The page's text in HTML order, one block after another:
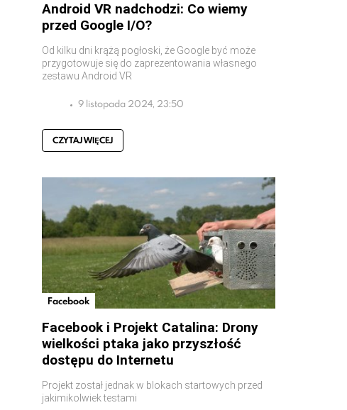
Android VR nadchodzi: Co wiemy
przed Google I/O?
Od kilku dni krążą pogłoski, że Google być może
przygotowuje się do zaprezentowania własnego
zestawu Android VR
9 listopada 2024, 23:50
CZYTAJ WIĘCEJ
Facebook
Facebook i Projekt Catalina: Drony
wielkości ptaka jako przyszłość
dostępu do Internetu
Projekt został jednak w blokach startowych przed
jakimikolwiek testami